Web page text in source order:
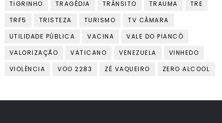
TIGRINHO
TRAGÉDIA TRÂNSITO TRAUMA
TRE
TRF5
TRISTEZA TURISMO
TV CÂMARA
UTILIDADE PÚBLICA
VACINA
VALE DO PIANCÓ
VALORIZAÇÃO
VATICANO VENEZUELA
VINHEDO
VIOLÊNCIA
VOO 2283 ZÉ VAQUEIRO ZERO ALCOOL